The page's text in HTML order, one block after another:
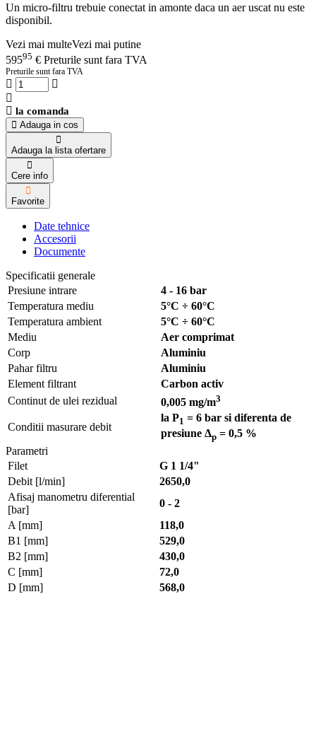
Un micro-filtru trebuie conectat in amonte daca un aer uscat nu este
disponibil.
Vezi mai multeVezi mai putine
59595 € Preturile sunt fara TVA
Preturile sunt fara TVA
la comanda
Adauga in cos
Adauga la lista ofertare
Cere info
Favorite
Date tehnice
Accesorii
Documente
Specificatii generale
Presiune intrare
4 - 16 bar
Temperatura mediu
5°C ÷ 60°C
Temperatura ambient
5°C ÷ 60°C
Mediu
Aer comprimat
Corp
Aluminiu
Pahar filtru
Aluminiu
Element filtrant
Carbon activ
Continut de ulei rezidual
0,005 mg/m3
Conditii masurare debit
la P1 = 6 bar si diferenta de
presiune Δp = 0,5 %
Parametri
Filet
G 1 1/4"
Debit [l/min]
2650,0
Afisaj manometru diferential
[bar]
0 - 2
A [mm]
118,0
B1 [mm]
529,0
B2 [mm]
430,0
C [mm]
72,0
D [mm]
568,0